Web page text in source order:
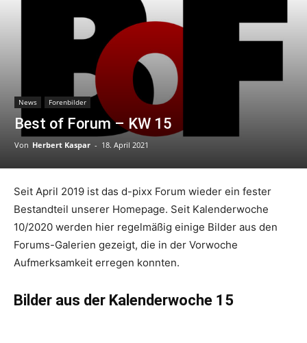
News Forenbilder
Best of Forum – KW 15
Von Herbert Kaspar - 18. April 2021
Seit April 2019 ist das d-pixx Forum wieder ein fester
Bestandteil unserer Homepage. Seit Kalenderwoche
10/2020 werden hier regelmäßig einige Bilder aus den
Forums-Galerien gezeigt, die in der Vorwoche
Aufmerksamkeit erregen konnten.
Bilder aus der Kalenderwoche 15